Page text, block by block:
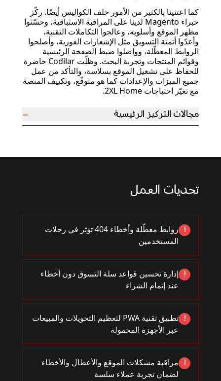
مجالات التركيز الرئيسية −
كما اعتنينا بالكثير من الأمور خلف الكواليس أيضًا. ركّز
خبراء Magento لدينا على المراقبة الاستباقية، وحسّنوا
مظهر الموقع وأسلوبه، وعالجوا التكاملات التقنية،
وأعدّوا أتمتة التسويق مثل الإشعارات الفورية، وأصلحوا
الروابط المعطّلة، وواصلوا ضبط الصفحة الرئيسية
وقوائم المنتجات وتجربة البحث. وظلّت Codilar حاضرة
للحفاظ على تشغيل الموقع بسلاسة، والتأكد من عمل
جميع الميزات والإعدادات كما هو متوقّع، وتكييف المنصة
مع تغيّر احتياجات 2XL Home.
تحديات العمل
!
روابط معطّلة وأخطاء 404 تؤثر في رحلات
المستخدمين
!
إدارة تحسين قواعد سلة التسوق دون أخطاء
عند إتمام الشراء
!
تطبيق تقنية PWA لتعظيم التحويلات والمبيعات
عبر الأجهزة المحمولة
!
مراقبة مشكلات الموقع والأعطال والأخطاء
لضمان تجربة عملاء سلسة